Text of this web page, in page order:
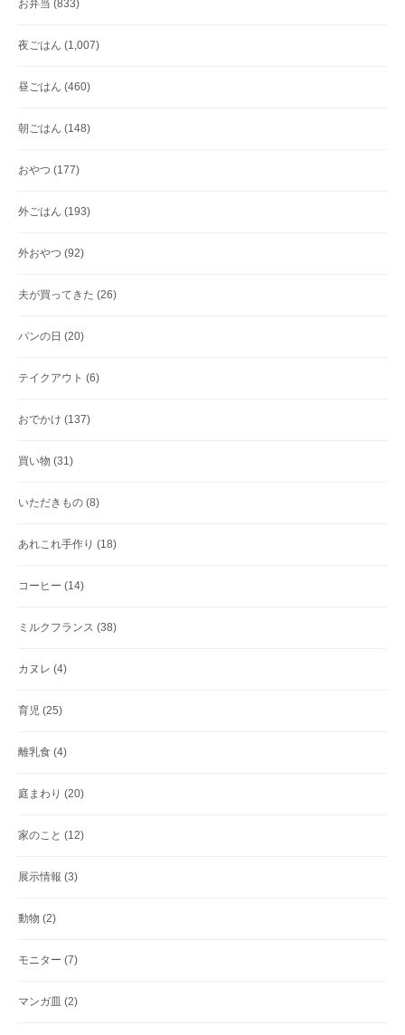
お弁当 (833)
夜ごはん (1,007)
昼ごはん (460)
朝ごはん (148)
おやつ (177)
外ごはん (193)
外おやつ (92)
夫が買ってきた (26)
パンの日 (20)
テイクアウト (6)
おでかけ (137)
買い物 (31)
いただきもの (8)
あれこれ手作り (18)
コーヒー (14)
ミルクフランス (38)
カヌレ (4)
育児 (25)
離乳食 (4)
庭まわり (20)
家のこと (12)
展示情報 (3)
動物 (2)
モニター (7)
マンガ皿 (2)